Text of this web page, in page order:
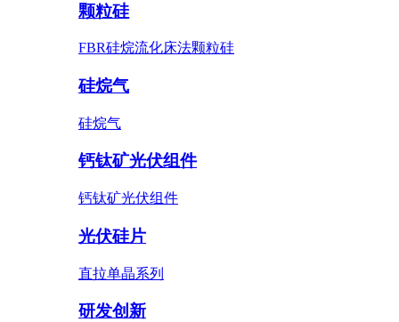
颗粒硅
FBR硅烷流化床法颗粒硅
硅烷气
硅烷气
钙钛矿光伏组件
钙钛矿光伏组件
光伏硅片
直拉单晶系列
研发创新